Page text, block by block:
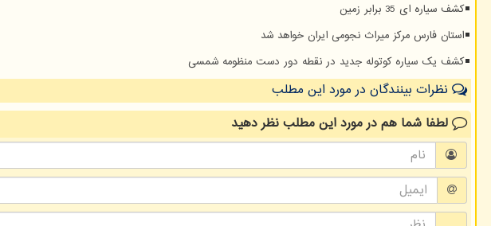
کشف سیاره ای 35 برابر زمین
استان فارس مرکز میراث نجومی ایران خواهد شد
کشف یک سیاره کوتوله جدید در نقطه دور دست منظومه شمسی
نظرات بینندگان در مورد این مطلب
لطفا شما همدر مورد این مطلبنظر دهید